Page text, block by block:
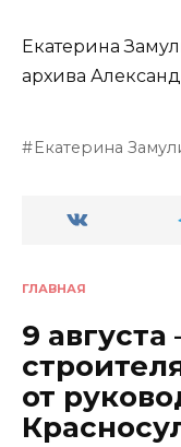
Екатерина
архива
Екатерина
ГЛАВНАЯ
9
от